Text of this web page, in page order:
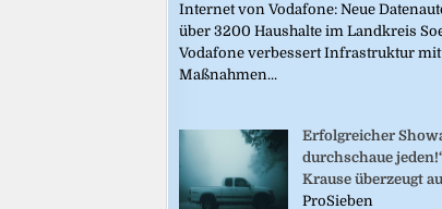
Internet von Vodafone: Neue
über 3200 Haushalte im Landkreis
Vodafone verbessert Infrastruktur
Maßnahmen...
Erfolgreicher
durchschaue
Krause überzeugt
ProSieben